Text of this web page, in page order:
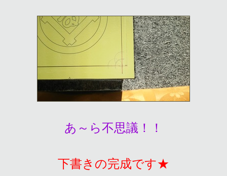
あ～ら不思議！！
下書きの完成です★